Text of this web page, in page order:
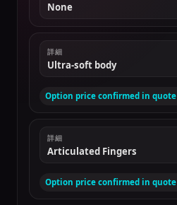
None
詳細
Ultra-soft body
Option price confirmed in quote
詳細
Articulated Fingers
Option price confirmed in quote